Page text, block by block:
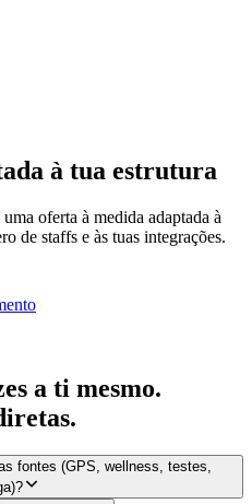
à tua estrutura
oferta à medida adaptada à
de staffs e às tuas integrações.
a ti mesmo.
fontes (GPS, wellness, testes,